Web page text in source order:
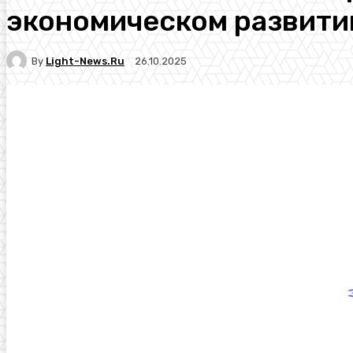
экономическом
By Light-News.ru 26.10.2025